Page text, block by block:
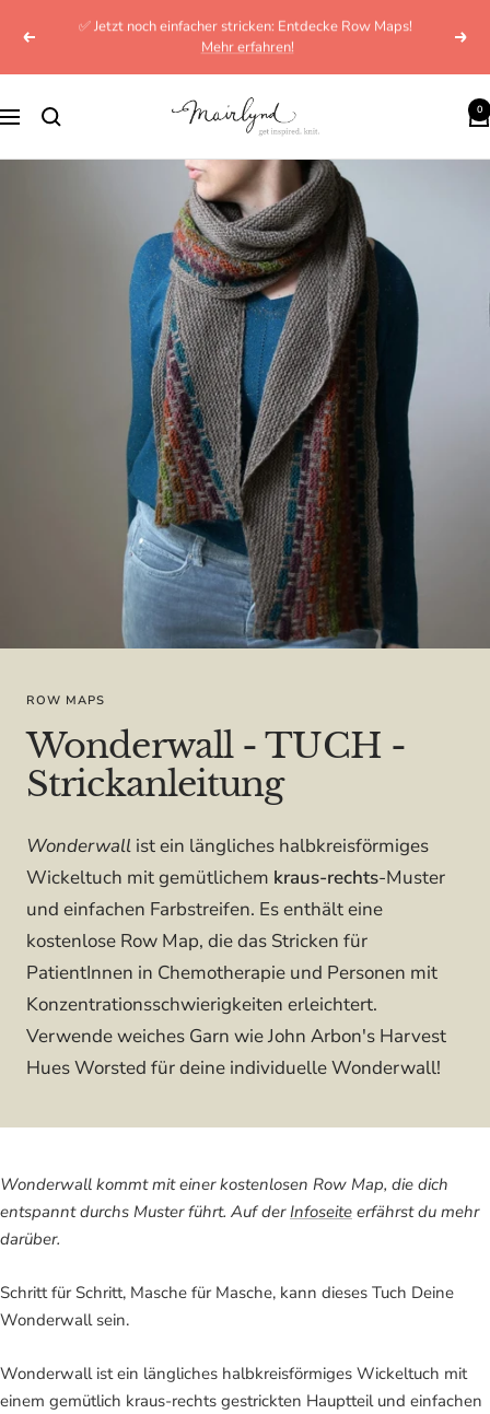
zumZurück
✅ Jetzt noch einfacher stricken: Entdecke Row Maps!
Mehr erfahren!
Navigation
mairlynd 0
ROW MAPS
Wonderwall - TUCH -
Strickanleitung
Wonderwall ist ein längliches halbkreisförmiges
Wickeltuch mit gemütlichem kraus-rechts-Muster
und einfachen Farbstreifen. Es enthält eine
kostenlose Row Map, die das Stricken für
PatientInnen in Chemotherapie und Personen mit
Konzentrationsschwierigkeiten erleichtert.
Verwende weiches Garn wie John Arbon's Harvest
Hues Worsted für deine individuelle Wonderwall!
Wonderwall kommt mit einer kostenlosen Row Map, die dich
entspannt durchs Muster führt. Auf derInfoseite erfährst du mehr
darüber.
Schritt für Schritt, Masche für Masche, kann dieses Tuch Deine
Wonderwall sein.
Wonderwall ist ein längliches halbkreisförmiges Wickeltuch mit
einem gemütlich kraus-rechts gestrickten Hauptteil und einfachen